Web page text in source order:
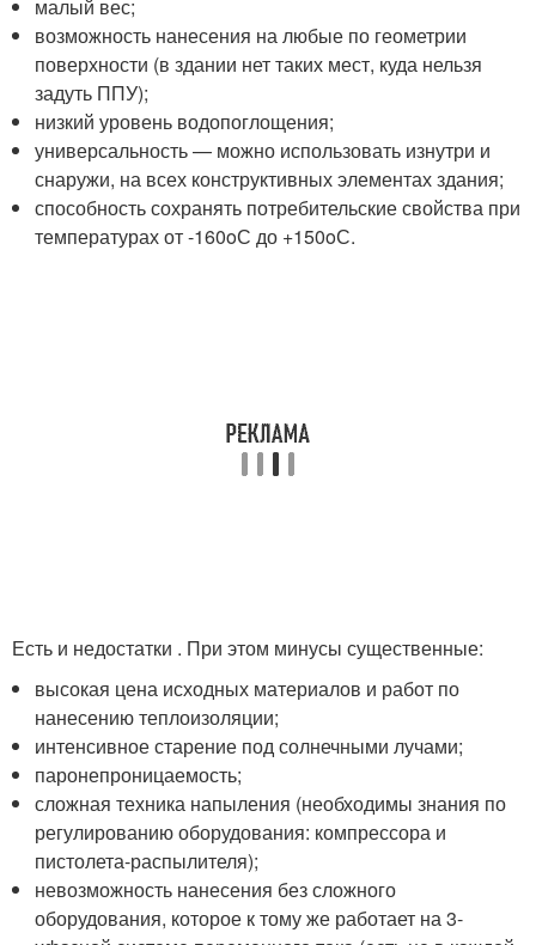
малый вес;
возможность нанесения на любые по геометрии
поверхности (в здании нет таких мест, куда нельзя
задуть ППУ);
низкий уровень водопоглощения;
универсальность — можно использовать изнутри и
снаружи, на всех конструктивных элементах здания;
способность сохранять потребительские свойства при
температурах от -160oС до +150oС.
Есть и недостатки . При этом минусы существенные:
высокая цена исходных материалов и работ по
нанесению теплоизоляции;
интенсивное старение под солнечными лучами;
паронепроницаемость;
сложная техника напыления (необходимы знания по
регулированию оборудования: компрессора и
пистолета-распылителя);
невозможность нанесения без сложного
оборудования, которое к тому же работает на 3-